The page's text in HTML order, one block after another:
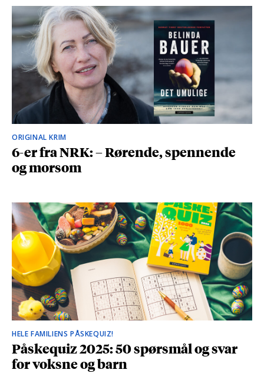
ORIGINAL KRIM
6-er fra NRK: – Rørende, spennende
og morsom
HELE FAMILIENS PÅSKEQUIZ!
Påskequiz 2025: 50 spørsmål og svar
for voksne og barn